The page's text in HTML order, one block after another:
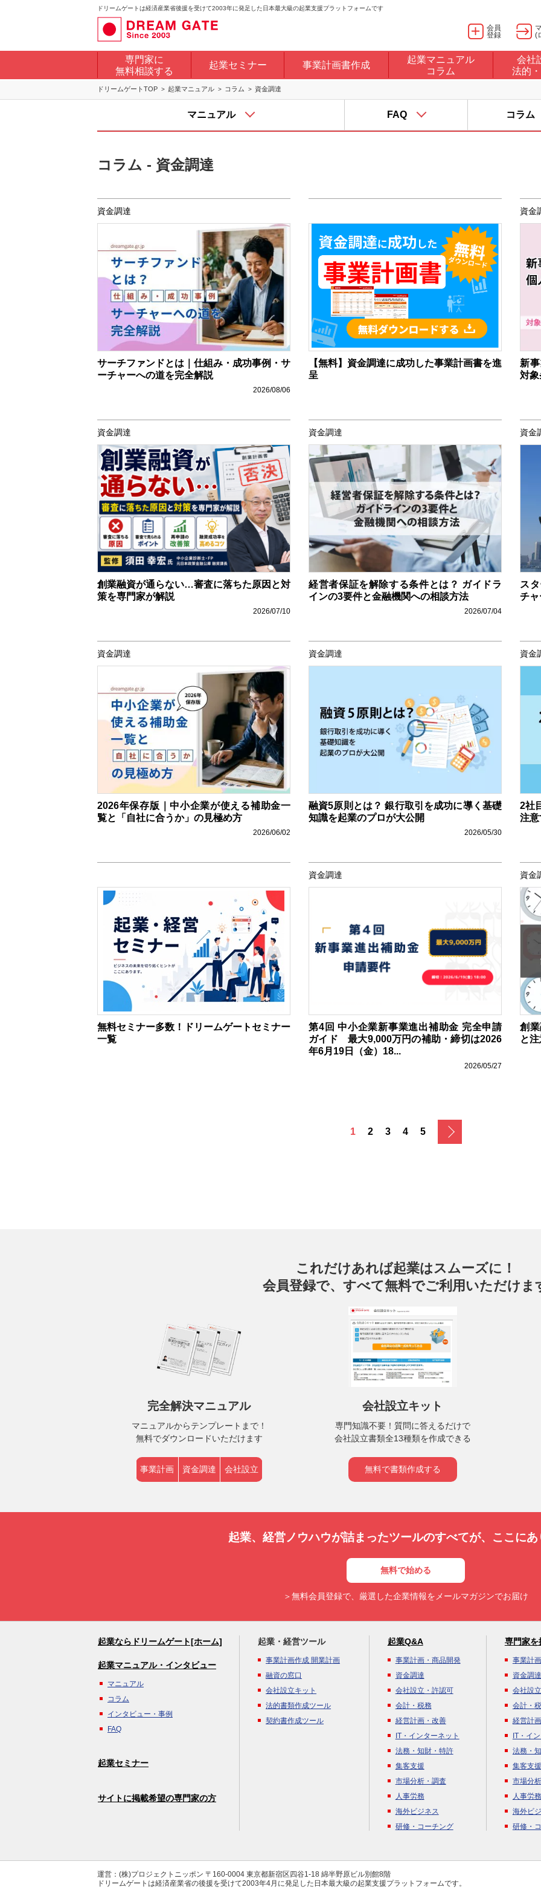
ドリームゲートは経済産業省後援を受けて2003年に発足した日本最大級の起業支援プラットフォームです
会員
登録
(
専門家に
無料相談する
起業セミナー 事業計画書作成
起業マニュアル
コラム
会社
法的
ドリームゲートTOP 起業マニュアル コラム 資金調達
マニュアル FAQ コラム
コラム - 資金調達
資金調達
サーチファンドとは｜仕組み・成功事例・サ
ーチャーへの道を完全解説
2026/08/06
【無料】資金調達に成功した事業計画書を進
呈
資金
新
対
資金調達
創業融資が通らない…審査に落ちた原因と対
策を専門家が解説
2026/07/10
資金調達
経営者保証を解除する条件とは？ ガイドラ
インの3要件と金融機関への相談方法
2026/07/04
資金
ス
チ
資金調達
2026年保存版｜中小企業が使える補助金一
覧と「自社に合うか」の見極め方
2026/06/02
資金調達
融資5原則とは？ 銀行取引を成功に導く基礎
知識を起業のプロが大公開
2026/05/30
資金
2社
注
無料セミナー多数！ドリームゲートセミナー
一覧
資金調達
第4回 中小企業新事業進出補助金 完全申請
ガイド 最大9,000万円の補助・締切は2026
年6月19日（金）18...
2026/05/27
資金
創
と
1 2 3 4 5
これだけあれば起業はスムーズに！
会員登録で、すべて無料でご利用いただけま
完全解決マニュアル
マニュアルからテンプレートまで！
無料でダウンロードいただけます
事業計画 資金調達 会社設立
会社設立キット
専門知識不要！質問に答えるだけで
会社設立書類全13種類を作成できる
無料で書類作成する
起業、経営ノウハウが詰まったツールのすべてが、 ここに
無料で始める
＞無料会員登録で、厳選した企業情報をメールマガジンでお届け
起業ならドリームゲート[ホーム]
起業マニュアル・インタビュー
マニュアル
コラム
インタビュー・事例
FAQ
起業セミナー
サイトに掲載希望の専門家の方
起業・経営ツール
事業計画作成 開業計画
融資の窓口
会社設立キット
法的書類作成ツール
契約書作成ツール
起業Q&A
事業計画・商品開発
資金調達
会社設立・許認可
会計・税務
経営計画・改善
IT・インターネット
法務・知財・特許
集客支援
市場分析・調査
人事労務
海外ビジネス
研修・コーチング
専門家を
事業計
資金調達
会社設
会計・
経営計
IT・イ
法務・
集客支援
市場分
人事労務
海外ビ
研修・
運営：(株)プロジェクトニッポン 〒160-0004 東京都新宿区四谷1-18 綿半野原ビル別館8階
ドリームゲートは経済産業省の後援を受けて2003年4月に発足した日本最大級の起業支援プラットフォームです。